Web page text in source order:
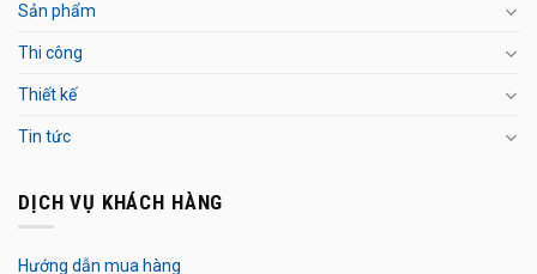
Sản phẩm
Thi công
Thiết kế
Tin tức
DỊCH VỤ KHÁCH HÀNG
Hướng dẫn mua hàng